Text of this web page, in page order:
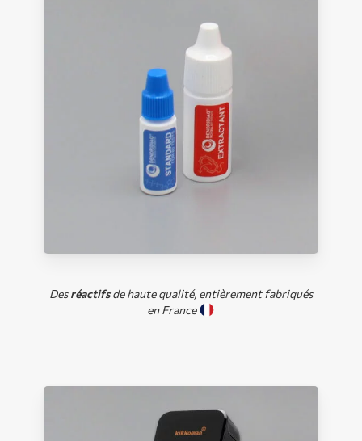
Desréactifsde haute qualité, entièrement fabriqués
en France